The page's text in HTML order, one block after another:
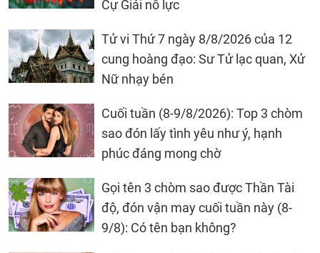
Cự Giải nỗ lực
Tử vi Thứ 7 ngày 8/8/2026 của 12
cung hoàng đạo: Sư Tử lạc quan, Xử
Nữ nhạy bén
Cuối tuần (8-9/8/2026): Top 3 chòm
sao đón lấy tình yêu như ý, hạnh
phúc đáng mong chờ
Gọi tên 3 chòm sao được Thần Tài
độ, đón vận may cuối tuần này (8-
9/8): Có tên bạn không?